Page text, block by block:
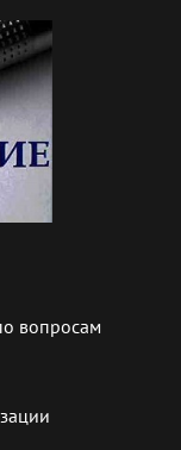
вопросам